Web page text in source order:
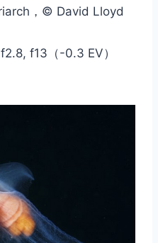
，© David Lloyd
f13（-0.3 EV）